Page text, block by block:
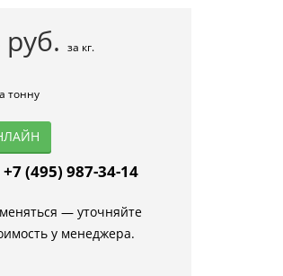
руб. за кг.
тонну
+7 (495) 987-34-14
— уточняйте
у менеджера.